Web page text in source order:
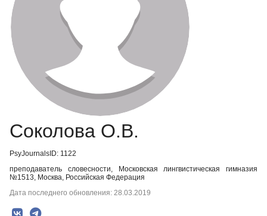
Соколова О.В.
PsyJournalsID: 1122
преподаватель словесности, Московская лингвистическая гимназия
№1513, Москва, Российская Федерация
Дата последнего обновления: 28.03.2019